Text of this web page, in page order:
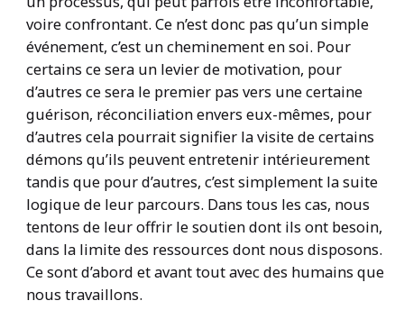
voire confrontant. Ce n’est donc pas qu’un simple
événement, c’est un cheminement en soi. Pour
certains ce sera un levier de motivation, pour
d’autres ce sera le premier pas vers une certaine
guérison, réconciliation envers eux-mêmes, pour
d’autres cela pourrait signifier la visite de certains
démons qu’ils peuvent entretenir intérieurement
tandis que pour d’autres, c’est simplement la suite
logique de leur parcours. Dans tous les cas, nous
tentons de leur offrir le soutien dont ils ont besoin,
dans la limite des ressources dont nous disposons.
Ce sont d’abord et avant tout avec des humains que
nous travaillons.